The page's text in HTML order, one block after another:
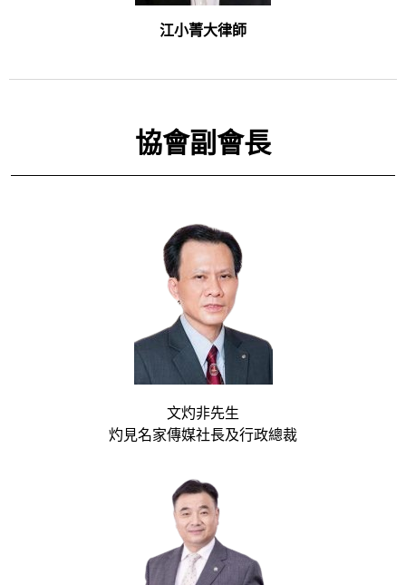
江小菁大律師
協會副會長
文灼非先生
灼見名家傳媒社長及行政總裁